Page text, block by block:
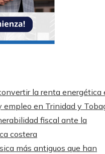
la renta energética
empleo en Trinidad y
fiscal ante la
costera
más antiguos que han